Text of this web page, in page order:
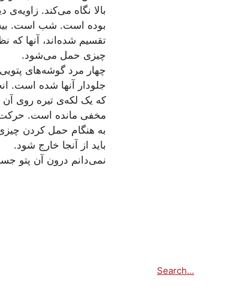
بالا نگاه می‌کند.
بوده است. شب است.
تقسیم شده‌اند، آنها که
چیزی حمل می‌شود.
چهار مرد گوشه‌های
جلودار آنها شده است.
که یک لکه‌ی تیره روی
مخفی مانده است.
به هنگام حمل کردن
باید از آنجا خارج شود.
نمی‌دانم درون آن پتو
Search...